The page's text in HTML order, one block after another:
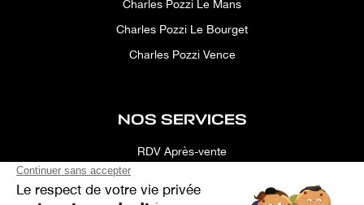
Charles Pozzi Le Mans
Charles Pozzi Le Bourget
Charles Pozzi Vence
NOS SERVICES
RDV Après-vente
Simulateur